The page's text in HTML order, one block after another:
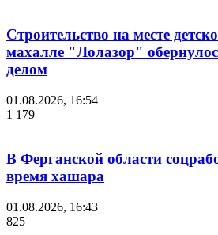
Строительство на месте
махалле "Лолазор"
делом
01.08.2026, 16:54
1 179
В Ферганской области
время хашара
01.08.2026, 16:43
825